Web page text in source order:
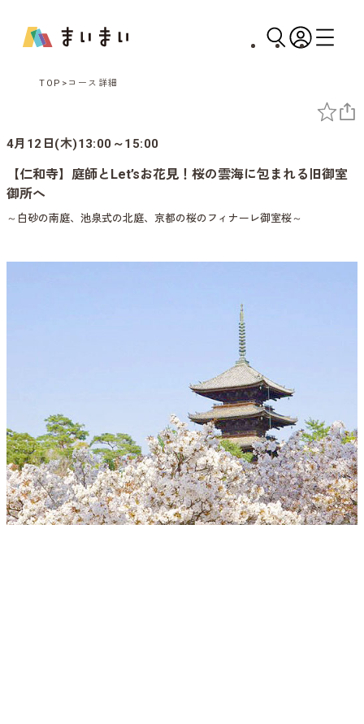
TOP コース詳細
4月12日(木)13:00～15:00
【仁和寺】庭師とLet’sお花見！桜の雲海に包まれる旧御室
御所へ
～白砂の南庭、池泉式の北庭、京都の桜のフィナーレ御室桜～